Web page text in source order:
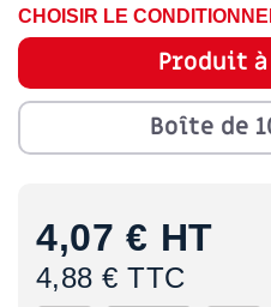
CHOISIR LE
Produit
Boîte de
4,07 € HT
4,88 € TTC